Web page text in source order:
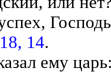
14.
ему